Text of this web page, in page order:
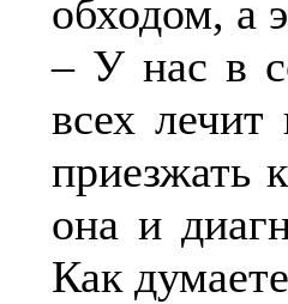
обходом, а
– У нас в
всех
приезжать
она и
Как